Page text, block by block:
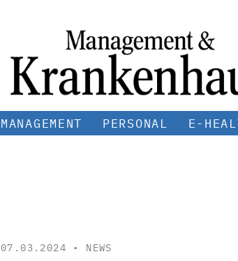
MANAGEMENT PERSONAL E-
07.03.2024 • NEWS